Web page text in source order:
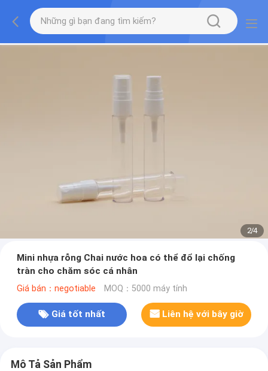
2/4
Mini nhựa rỗng Chai nước hoa có thể đổ lại chống
tràn cho chăm sóc cá nhân
Giá bán：negotiable MOQ：5000 máy tính
Giá tốt nhất Liên hệ với bây giờ
Mô Tả Sản Phẩm